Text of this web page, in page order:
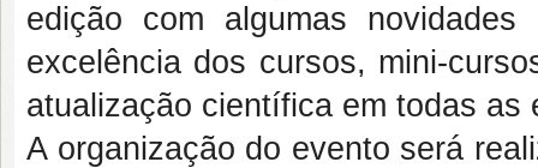
edição com algumas
excelência dos cursos, mini-
atualização científica em todas as
A organização do evento será